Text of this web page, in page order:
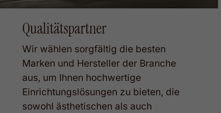
Qualitätspartner
Wir wählen sorgfältig die besten
Marken und Hersteller der Branche
aus, um Ihnen hochwertige
Einrichtungslösungen zu bieten, die
sowohl ästhetischen als auch